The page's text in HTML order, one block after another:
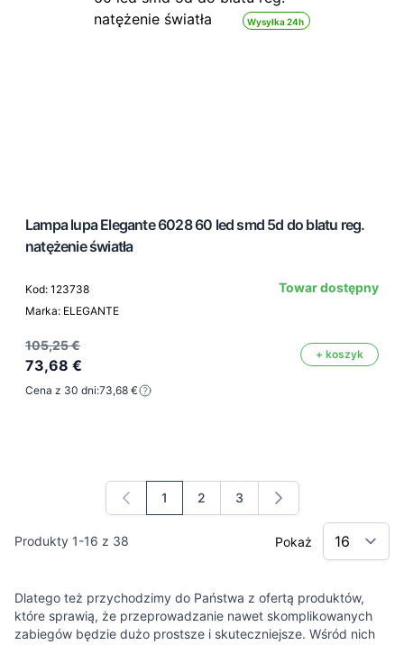
Wysyłka 24h
Lampa lupa Elegante 6028 60 led smd 5d do blatu reg.
natężenie światła
Kod: 123738
Marka: ELEGANTE
Towar dostępny
105,25 €
73,68 €
+ koszyk
Cena z 30 dni:73,68 €
Produkty 1-16 z 38
Aktualnie czytasz stronę
1 Strona
2 Strona
3
Pokaż
Dlatego też przychodzimy do Państwa z ofertą produktów,
które sprawią, że przeprowadzanie nawet skomplikowanych
zabiegów będzie dużo prostsze i skuteczniejsze. Wśród nich